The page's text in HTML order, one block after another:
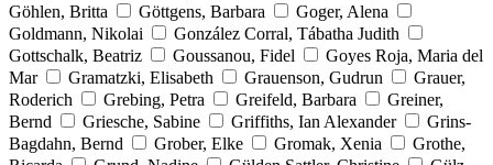
Göhlen, Britta
Göttgens, Barbara
Goger, Alena
Goldmann, Nikolai
González Corral, Tábatha Judith
Gottschalk, Beatriz
Goussanou, Fidel
Goyes Roja, Maria del
Mar
Gramatzki, Elisabeth Grauenson, Gudrun
Grauer,
Roderich
Grebing, Petra Greifeld, Barbara
Greiner,
Bernd
Griesche, Sabine Griffiths, Ian Alexander
Grins-
Bagdahn, Bernd
Grober, Elke Gromak, Xenia
Grothe,